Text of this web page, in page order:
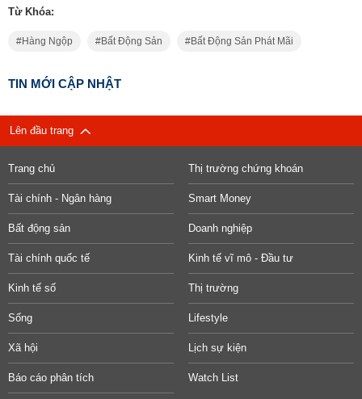
Từ Khóa:
Hàng Ngộp Bất Động Sản Bất Động Sản Phát Mãi
TIN MỚI CẬP NHẬT
Lên đầu trang
Trang chủ Thị trường chứng khoán
Tài chính - Ngân hàng Smart Money
Bất động sản Doanh nghiệp
Tài chính quốc tế Kinh tế vĩ mô - Đầu tư
Kinh tế số Thị trường
Sống Lifestyle
Xã hội Lịch sự kiện
Báo cáo phân tích Watch List